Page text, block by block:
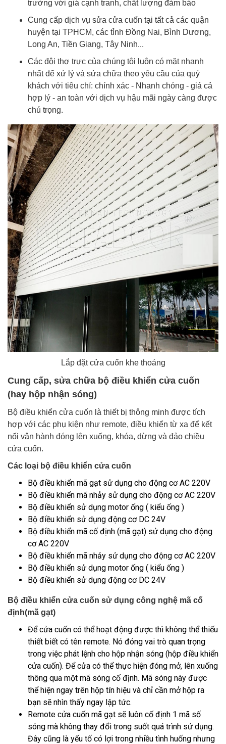
trường với giá cạnh tranh, chất lượng đảm bảo
Cung cấp dịch vụ sửa cửa cuốn tại tất cả các quận
huyện tại TPHCM, các tỉnh Đồng Nai, Bình Dương,
Long An, Tiền Giang, Tây Ninh...
Các đội thợ trực của chúng tôi luôn có mặt nhanh
nhất để xử lý và sửa chữa theo yêu cầu của quý
khách với tiêu chí: chính xác - Nhanh chóng - giá cả
hợp lý - an toàn với dịch vụ hậu mãi ngày càng được
chú trọng.
Lắp đặt cửa cuốn khe thoáng
Cung cấp, sửa chữa bộ điều khiển cửa cuốn
(hay hộp nhận sóng)
Bộ điều khiển cửa cuốn là thiết bị thông minh được tích
hợp với các phụ kiện như remote, điều khiển từ xa để kết
nối vận hành đóng lên xuống, khóa, dừng và đảo chiều
cửa cuốn.
Các loại bộ điều khiển cửa cuốn
Bộ điều khiển mã gạt sử dụng cho động cơ AC 220V
Bộ điều khiển mã nhảy sử dụng cho động cơ AC 220V
Bộ điều khiển sử dụng motor ống ( kiểu ống )
Bộ điều khiển sử dụng động cơ DC 24V
Bộ điều khiển mã cố định (mã gạt) sử dụng cho động
cơ AC 220V
Bộ điều khiển mã nhảy sử dụng cho động cơ AC 220V
Bộ điều khiển sử dụng motor ống ( kiểu ống )
Bộ điều khiển sử dụng động cơ DC 24V
Bộ điều khiển cửa cuốn sử dụng công nghệ mã cố
định(mã gạt)
Để cửa cuốn có thể hoạt động được thì không thể thiếu
thiết biết có tên remote. Nó đóng vai trò quan trọng
trong việc phát lệnh cho hộp nhận sóng (hộp điều khiển
cửa cuốn). Để cửa có thể thực hiện đóng mở, lên xuống
thông qua một mã sóng cố định. Mã sóng này được
thể hiện ngay trên hộp tín hiệu và chỉ cần mở hộp ra
bạn sẽ nhìn thấy ngay lập tức.
Remote cửa cuốn mã gạt sẽ luôn cố định 1 mã số
sóng mà không thay đổi trong suốt quá trình sử dụng.
Đây cũng là yếu tố có lợi trong nhiều tình huống nhưng